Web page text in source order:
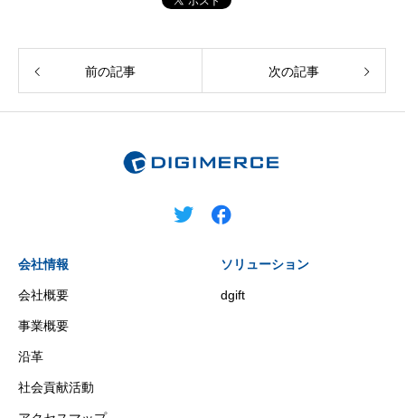
前の記事 次の記事
会社情報
会社概要
事業概要
沿革
社会貢献活動
ソリューション
dgift